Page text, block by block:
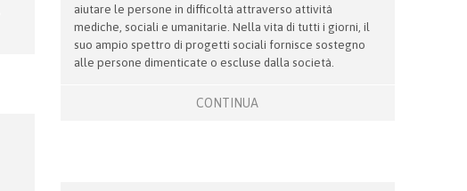
aiutare le persone in difficoltà attraverso attività
mediche, sociali e umanitarie. Nella vita di tutti i giorni, il
suo ampio spettro di progetti sociali fornisce sostegno
alle persone dimenticate o escluse dalla società.
CONTINUA